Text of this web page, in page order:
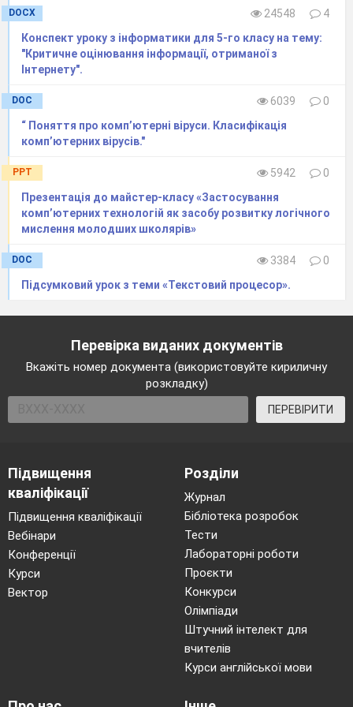
визначають якість зображення.
Більшість з параметрів зображення на екрані
монітора можливо змінювати програмно.
кількох типів:
§на основіелектронно-променевої трубки
(LCD, TFT як підвид LCD)
§ плазмові
§проекційні
-монітори (органічний світлодіод)
Плазмові і проекційні монітори
Монітори, побудовані на електронно-
променевих трубках (ЕПТ), активно
Екрани LCD (Liquid Crystal Display,
рідкокристалічні монітори) зроблені з речовини, що
перебуває в рідкому стані, але при цьому має деякі
властивості, притаманні кристалічним тілам.
Фактично це рідина з анізотропними
властивостями (зокрема, оптичними), зв'язаних з
упорядкованістю орієнтації її молекул.
DOCX 24548
4
Конспект уроку з інформатики для 5-го класу на тему:
"Критичне оцінювання інформації, отриманої з
Інтернету".
DOC 6039
0
“ Поняття про комп’ютерні віруси. Класифікація
комп’ютерних вірусів."
PPT 5942
0
Презентація до майстер-класу «Застосування
комп’ютерних технологій як засобу розвитку логічного
мислення молодших школярів»
DOC 3384
0
Підсумковий урок з теми «Текстовий процесор».
Перевірка виданих документів
Вкажіть номер документа (використовуйте кириличну
розкладку)
ПЕРЕВІРИТИ
Підвищення
кваліфікації
Підвищення кваліфікації
Вебінари
Конференції
Курси
Вектор
Розділи
Журнал
Бібліотека розробок
Тести
Лабораторні роботи
Проєкти
Конкурси
Олімпіади
Штучний інтелект для
вчителів
Курси англійської мови